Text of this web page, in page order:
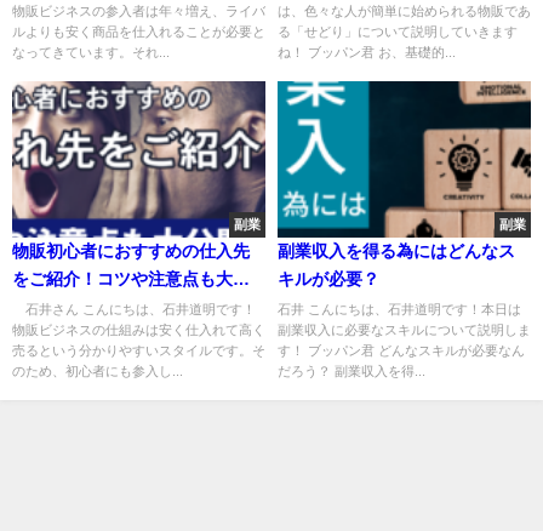
物販ビジネスの参入者は年々増え、ライバ
ルよりも安く商品を仕入れることが必要と
なってきています。それ...
は、色々な人が簡単に始められる物販であ
る「せどり」について説明していきます
ね！ ブッパン君 お、基礎的...
副業
物販初心者におすすめの仕入先
をご紹介！コツや注意点も大公
開！★
石井さん こんにちは、石井道明です！
物販ビジネスの仕組みは安く仕入れて高く
売るという分かりやすいスタイルです。そ
のため、初心者にも参入し...
副業
副業収入を得る為にはどんなス
キルが必要？
石井 こんにちは、石井道明です！本日は
副業収入に必要なスキルについて説明しま
す！ ブッパン君 どんなスキルが必要なん
だろう？ 副業収入を得...